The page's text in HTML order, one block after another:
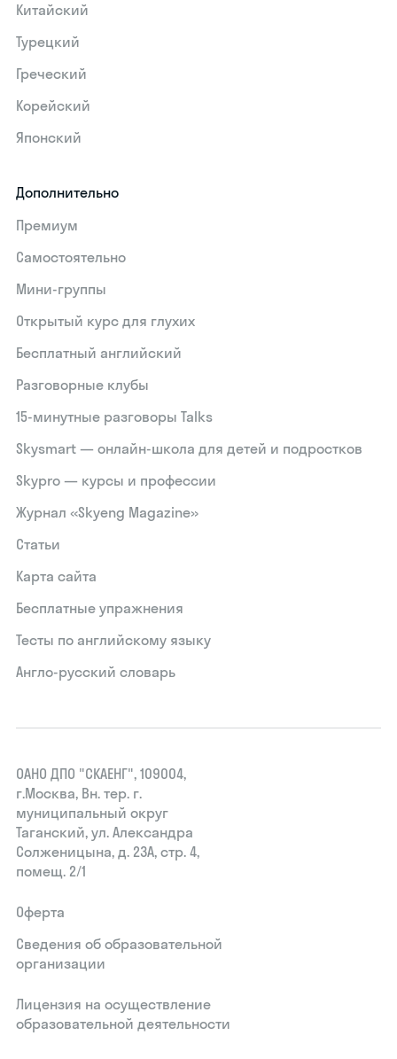
Китайский
Турецкий
Греческий
Корейский
Японский
Дополнительно
Премиум
Самостоятельно
Мини-группы
Открытый курс для глухих
Бесплатный английский
Разговорные клубы
15‑минутные разговоры Talks
Skysmart — онлайн-школа для детей и подростков
Skypro — курсы и профессии
Журнал «Skyeng Magazine»
Статьи
Карта сайта
Бесплатные упражнения
Тесты по английскому языку
Англо-русский словарь
ОАНО ДПО "СКАЕНГ", 109004,
г.Москва, Вн. тер. г.
муниципальный округ
Таганский, ул. Александра
Солженицына, д. 23А, стр. 4,
помещ. 2/1
Оферта
Сведения об образовательной
организации
Лицензия на осуществление
образовательной деятельности